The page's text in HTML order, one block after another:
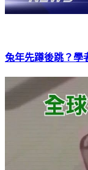
兔年先蹲後跳？學